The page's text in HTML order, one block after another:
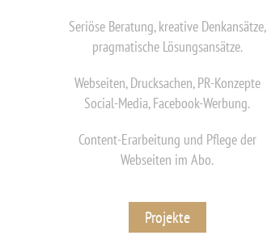
Seriöse Beratung, kreative Denkansätze,
pragmatische Lösungsansätze.
Webseiten, Drucksachen, PR-Konzepte
Social-Media, Facebook-Werbung.
Content-Erarbeitung und Pflege der
Webseiten im Abo.
Projekte